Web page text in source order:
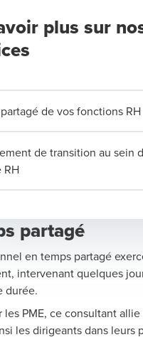
plus sur
de vos fonctions RH
de transition au sein
RH
partagé
en temps partagé
intervenant quelques
durée.
les PME, ce consultant
les dirigeants dans leurs